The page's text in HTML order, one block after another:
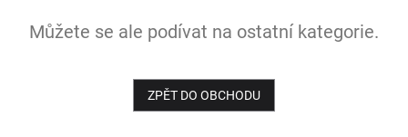
Můžete se ale podívat na ostatní kategorie.
ZPĚT DO OBCHODU